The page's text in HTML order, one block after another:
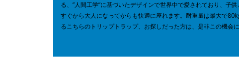
る、”人間工学”に基づいたデザインで世界中で愛されており、子
すぐから大人になってからも快適に座れます。耐重量は最大で
るこちらのトリップトラップ、お探しだった方は、是非この機会